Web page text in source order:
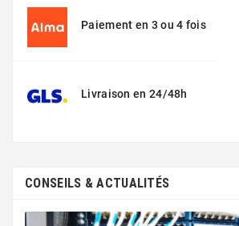
Paiement en 3 ou 4 fois
Livraison en 24/48h
CONSEILS & ACTUALITÉS